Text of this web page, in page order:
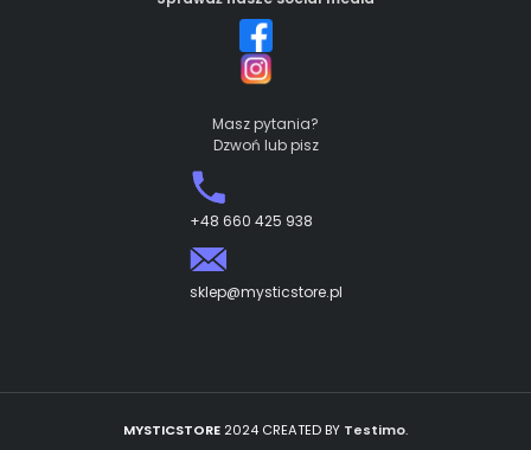
Masz pytania?
Dzwoń lub pisz
+48 660 425 938
sklep@mysticstore.pl
MYSTICSTORE 2024 CREATED BY Testimo.